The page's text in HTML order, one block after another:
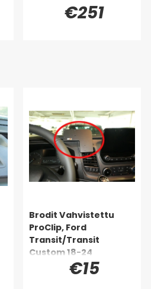
€251
Brodit Vahvistettu
ProClip, Ford
Transit/Transit
Custom 18-24
€15